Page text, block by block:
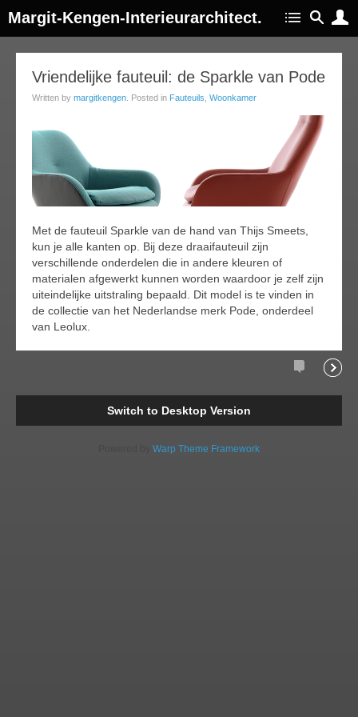
Margit-Kengen-Interieurarchitect.
Vriendelijke fauteuil: de Sparkle van Pode
Written by margitkengen . Posted in Fauteuils Woonkamer
Met de fauteuil Sparkle van de hand van Thijs Smeets,
kun je alle kanten op. Bij deze draaifauteuil zijn
verschillende onderdelen die in andere kleuren of
materialen afgewerkt kunnen worden waardoor je zelf zijn
uiteindelijke uitstraling bepaald. Dit model is te vinden in
de collectie van het Nederlandse merk Pode, onderdeel
van Leolux.
Comments
Switch to Desktop Version
Warp Theme Framework